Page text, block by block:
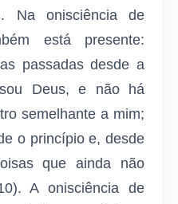
Na onisciência de
está presente:
passadas desde a
Deus, e não há
semelhante a mim;
o princípio e, desde
que ainda não
A onisciência de